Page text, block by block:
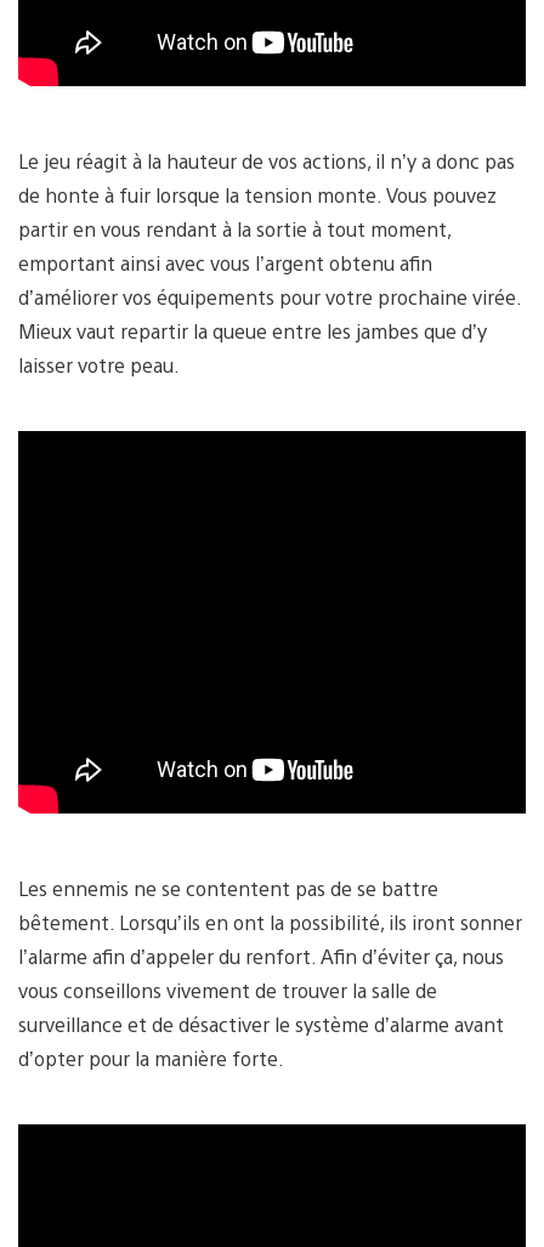
Le jeu réagit à la hauteur de vos actions, il n’y a donc pas
de honte à fuir lorsque la tension monte. Vous pouvez
partir en vous rendant à la sortie à tout moment,
emportant ainsi avec vous l’argent obtenu afin
d’améliorer vos équipements pour votre prochaine virée.
Mieux vaut repartir la queue entre les jambes que d’y
laisser votre peau.
Les ennemis ne se contentent pas de se battre
bêtement. Lorsqu’ils en ont la possibilité, ils iront sonner
l’alarme afin d’appeler du renfort. Afin d’éviter ça, nous
vous conseillons vivement de trouver la salle de
surveillance et de désactiver le système d’alarme avant
d’opter pour la manière forte.